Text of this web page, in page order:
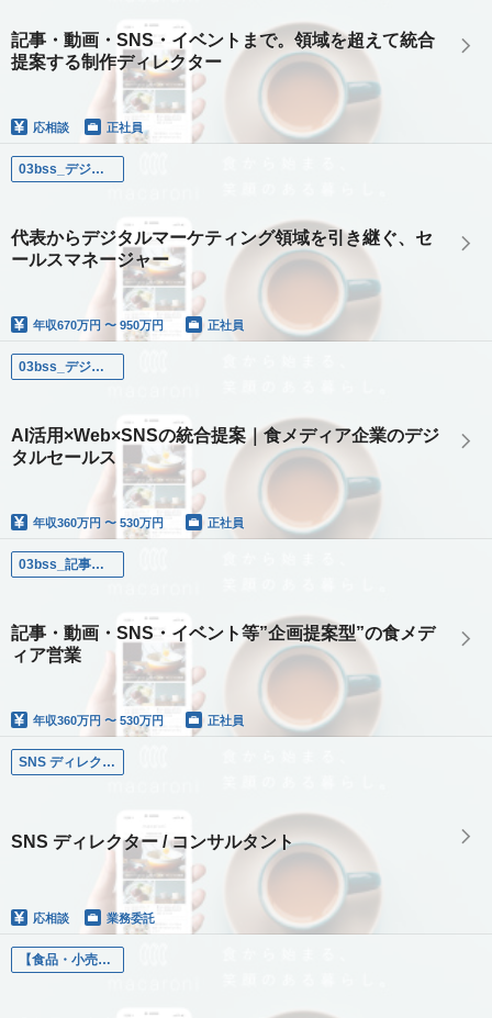
記事・動画・SNS・イベントまで。領域を超えて統合
提案する制作ディレクター
応相談 正社員
03bss_デジマセールス_マネージャー
代表からデジタルマーケティング領域を引き継ぐ、セ
ールスマネージャー
年収670万円 〜 950万円 正社員
03bss_デジマセールス
AI活用×Web×SNSの統合提案｜食メディア企業のデジ
タルセールス
年収360万円 〜 530万円 正社員
03bss_記事・動画・SNS・イベント等”企画提案型”の食メディア営業
記事・動画・SNS・イベント等”企画提案型”の食メデ
ィア営業
年収360万円 〜 530万円 正社員
SNS ディレクター / コンサルタント
SNS ディレクター / コンサルタント
応相談 業務委託
【食品・小売・ライフスタイル】SNS提案ディレクター／コンサルタント